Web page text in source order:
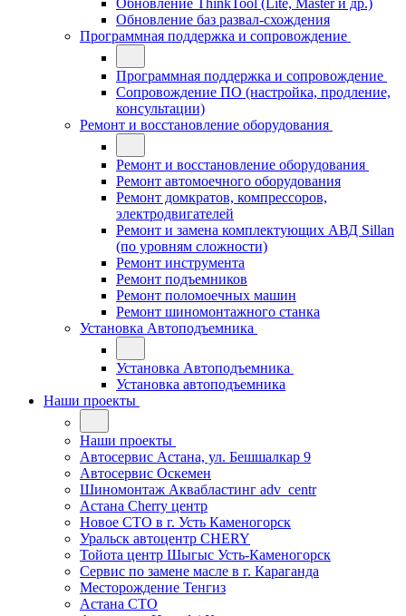
Обновление ThinkTool (Lite, Master и др.)
Обновление баз развал-схождения
Программная поддержка и сопровождение
Программная поддержка и сопровождение
Сопровождение ПО (настройка, продление,
консультации)
Ремонт и восстановление оборудования
Ремонт и восстановление оборудования
Ремонт автомоечного оборудования
Ремонт домкратов, компрессоров,
электродвигателей
Ремонт и замена комплектующих АВД Sillan
(по уровням сложности)
Ремонт инструмента
Ремонт подъемников
Ремонт поломоечных машин
Ремонт шиномонтажного станка
Установка Автоподъемника
Установка Автоподъемника
Установка автоподъемника
Наши проекты
Наши проекты
Автосервис Астана, ул. Бешшалкар 9
Автосервис Оскемен
Шиномонтаж Аквабластинг adv_centr
Астана Cherry центр
Новое СТО в г. Усть Каменогорск
Уральск автоцентр CHERY
Тойота центр Шыгыс Усть-Каменогорск
Сервис по замене масле в г. Караганда
Месторождение Тенгиз
Астана СТО